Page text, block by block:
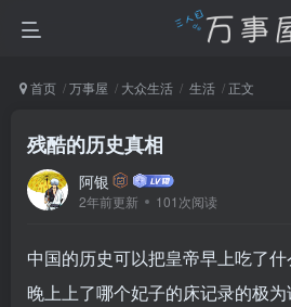
首页 万事屋 大众生活 生活 正文
残酷的历史真相
阿银
2年前更新 101次阅读
中国的历史可以把皇帝早上吃了什
晚上上了哪个妃子的床记录的极